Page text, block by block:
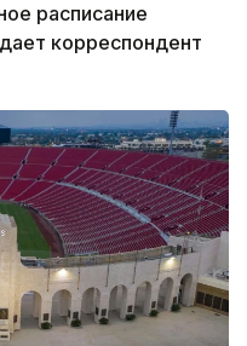
расписание
корреспондент